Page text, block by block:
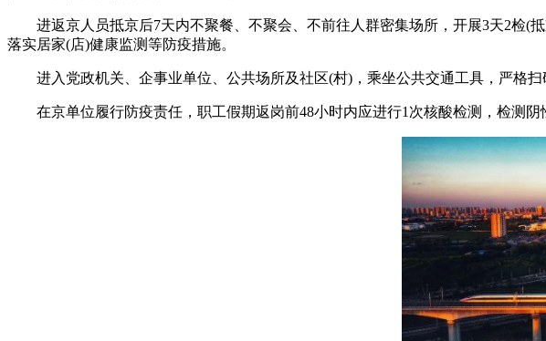
进返京人员抵京后7天内不聚餐、不聚会、不前往人群密集场所，开展3天2检(
落实居家(店)健康监测等防疫措施。
进入党政机关、企事业单位、公共场所及社区(村)，乘坐公共交通工具，严格
在京单位履行防疫责任，职工假期返岗前48小时内应进行1次核酸检测，检测阴